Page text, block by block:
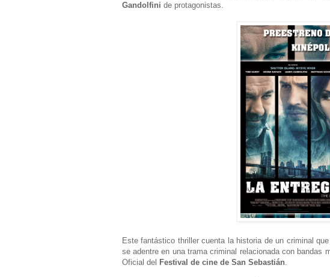
Gandolfini de protagonistas.
Este fantástico thriller cuenta la historia de un criminal
se adentre en una trama criminal relacionada con
Oficial del Festival de cine de San Sebastián.